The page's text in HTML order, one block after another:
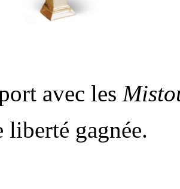
avec les
liberté gagnée.